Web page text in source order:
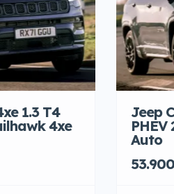
1.3 T4
4xe
Jeep
Auto